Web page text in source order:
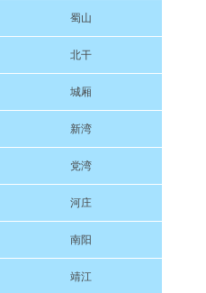
蜀山
北干
城厢
新湾
党湾
河庄
南阳
靖江